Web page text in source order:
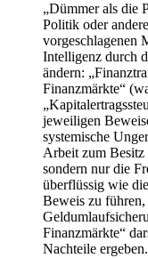
„Dümmer als die
Politik oder
vorgeschlagenen
Intelligenz durch
ändern:
Finanzmärkte“
jeweiligen
systemische
Arbeit zum Besitz
sondern nur die
überflüssig wie
Beweis zu
Finanzmärkte“
Nachteile ergeben.